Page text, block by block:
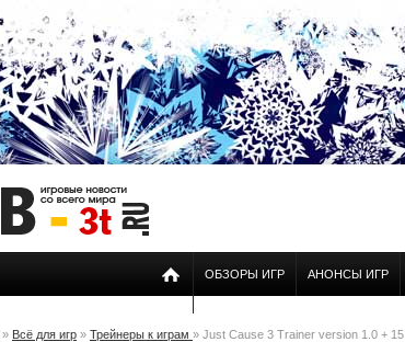
ОБЗОРЫ ИГР АНОНСЫ ИГР
» Всё для игр » Трейнеры к играм » Just Cause 3 Trainer version 1.0 + 15